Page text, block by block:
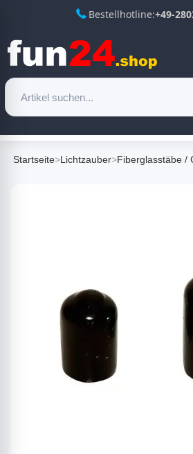
Bestellhotline:+49-
Startseite>Lichtzauber>Fiberglasstäbe /